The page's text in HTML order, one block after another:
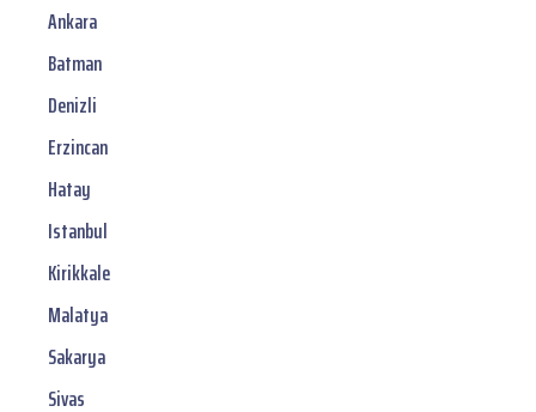
Ankara
Batman
Denizli
Erzincan
Hatay
Istanbul
Kirikkale
Malatya
Sakarya
Sivas